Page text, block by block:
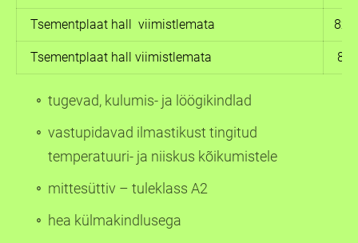
Tsementplaat hall viimistlemata
Tsementplaat hall viimistlemata
tugevad, kulumis- ja löögikindlad
vastupidavad ilmastikust tingitud
temperatuuri- ja niiskus kõikumistele
mittesüttiv – tuleklass A2
hea külmakindlusega